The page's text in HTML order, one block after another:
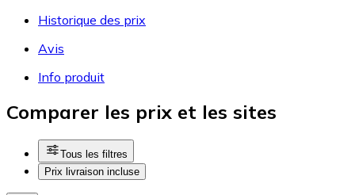
Historique des prix
Avis
Info produit
Comparer les prix et les sites
Tous les filtres
Prix livraison incluse